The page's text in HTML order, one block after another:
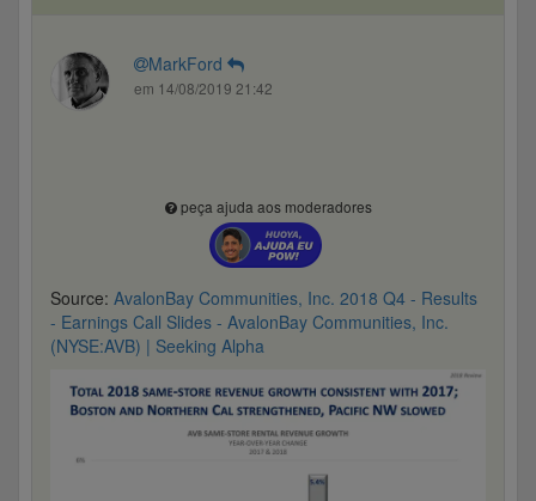
MarkFord
em 14/08/2019 21:42
peça ajuda aos moderadores
Source: AvalonBay Communities, Inc. 2018 Q4 - Results
- Earnings Call Slides - AvalonBay Communities, Inc.
(NYSE:AVB) | Seeking Alpha